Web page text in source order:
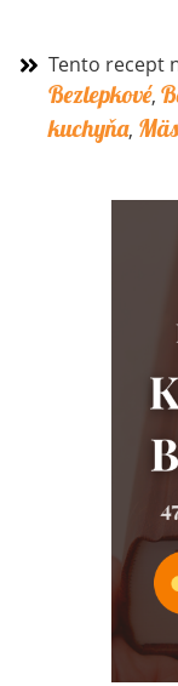
Tento recept
Bezlepkové,
kuchyňa,